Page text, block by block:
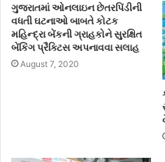
ગુજરાતમાં ઓનલાઇન છેતરપિંડીની
વધતી ઘટનાઓ બાબતે કોટક
મહિન્દ્રા બેંકની ગ્રાહકોને સુરક્ષિત
બેંકિંગ પ્રૈક્ટિસ અપનાવવા સલાહ
August 7, 2020